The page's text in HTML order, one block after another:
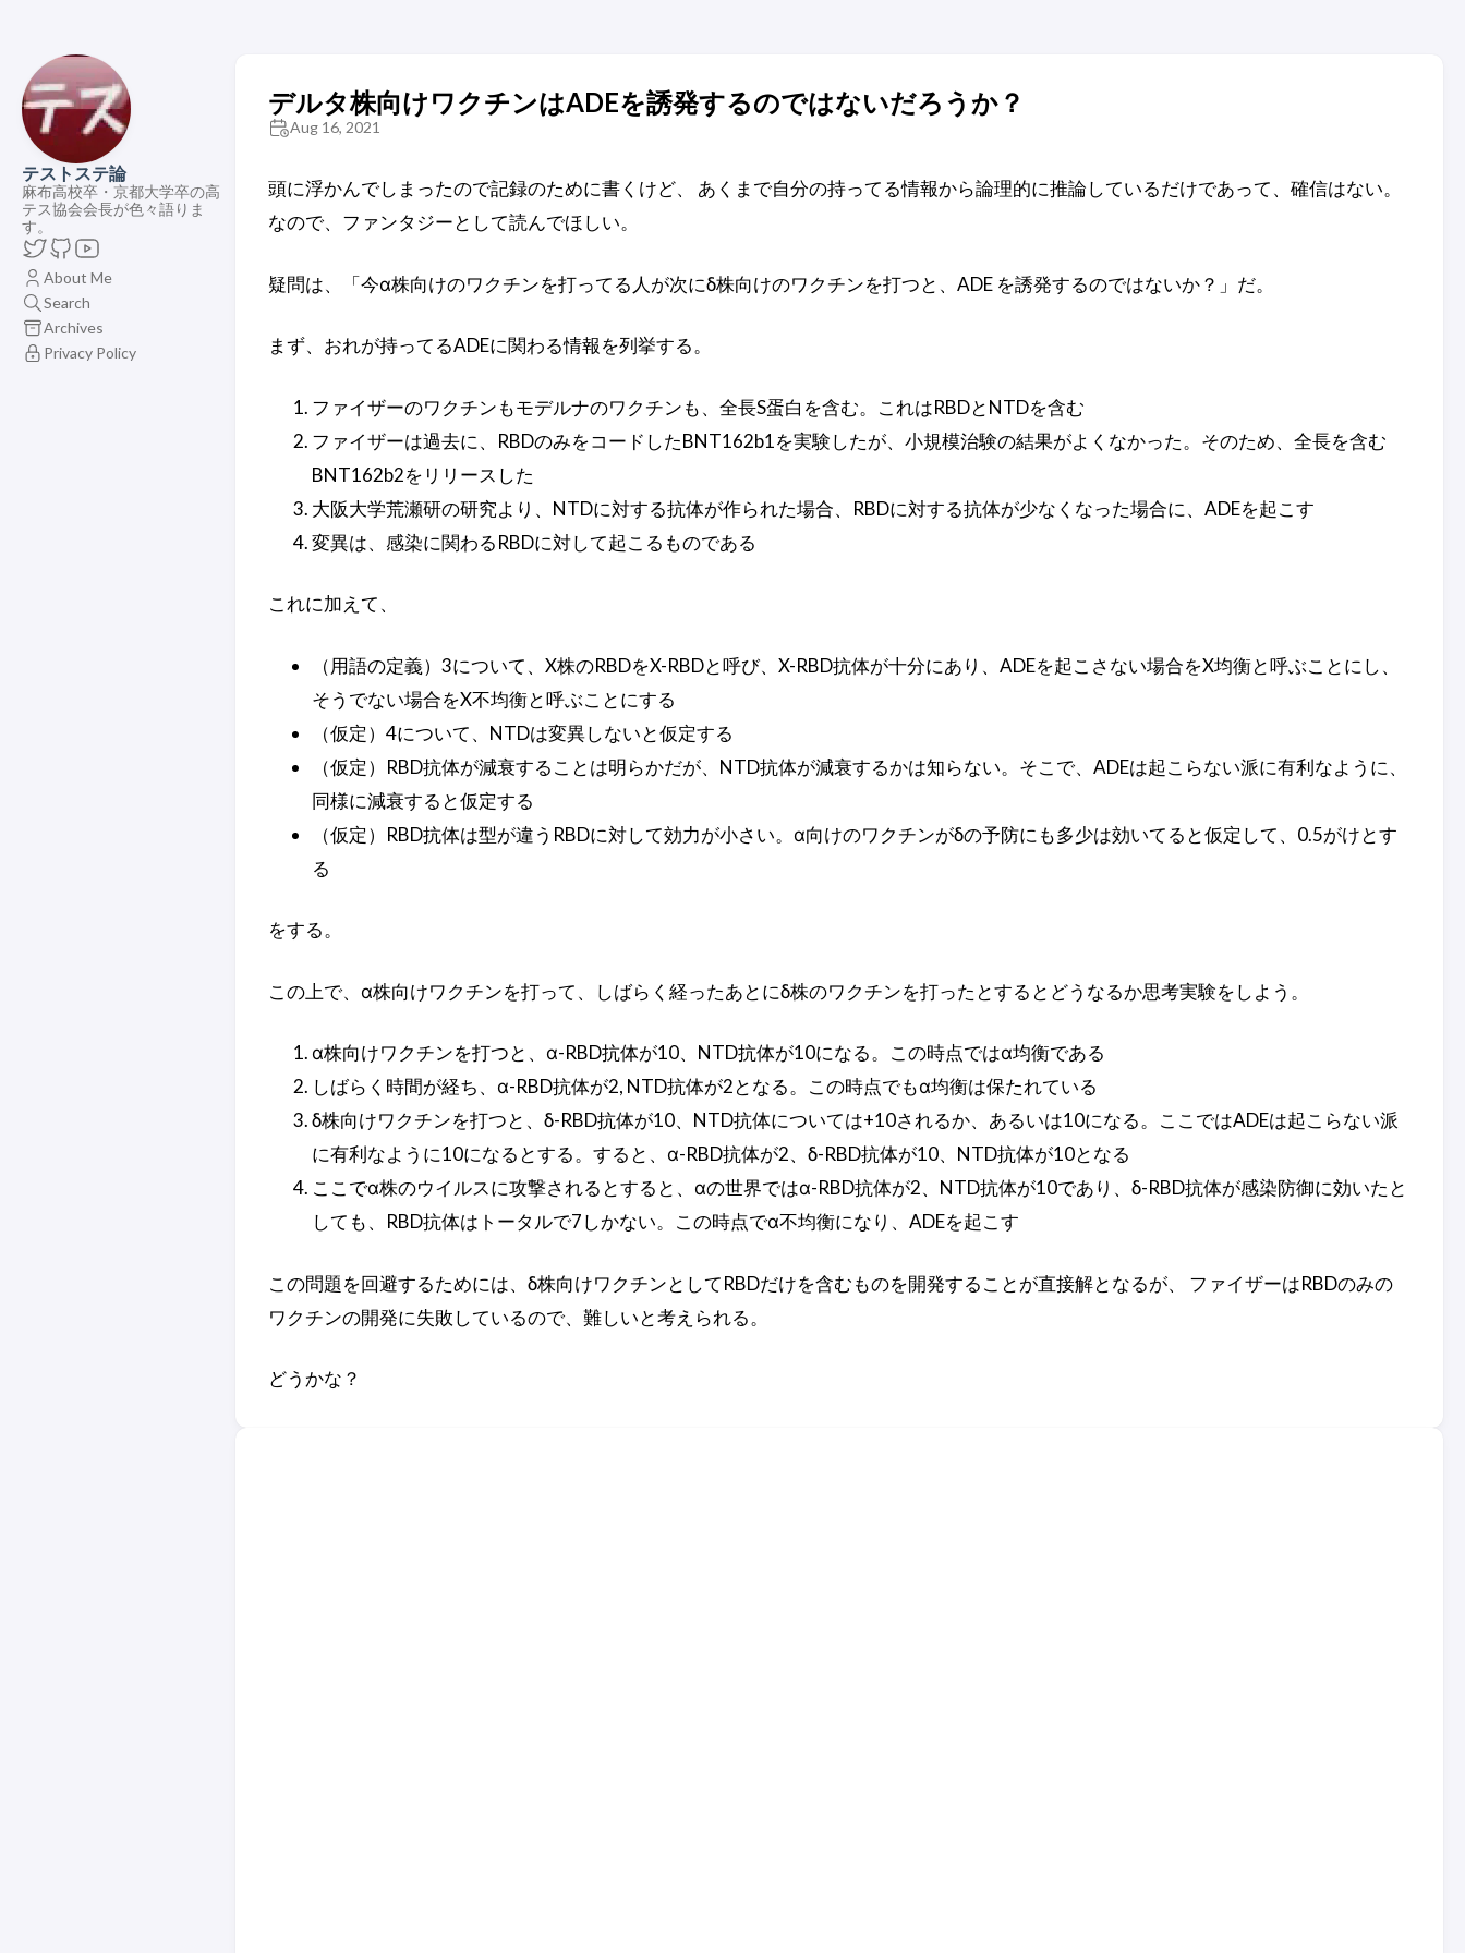
テストステ論
麻布高校卒・京都大学卒の高
テス協会会長が色々語りま
す。
About Me
Search
Archives
Privacy Policy
デルタ株向けワクチンはADEを誘発するのではないだろうか？
Aug 16, 2021
頭に浮かんでしまったので記録のために書くけど、 あくまで自分の持ってる情報から論理的に推論しているだけであって、確信はない。
なので、ファンタジーとして読んでほしい。
疑問は、「今α株向けのワクチンを打ってる人が次にδ株向けのワクチンを打つと、ADE を誘発するのではないか？」だ。
まず、おれが持ってるADEに関わる情報を列挙する。
ファイザーのワクチンもモデルナのワクチンも、全長S蛋白を含む。これはRBDとNTDを含む
ファイザーは過去に、RBDのみをコードしたBNT162b1を実験したが、小規模治験の結果がよくなかった。そのため、全長を含む
BNT162b2をリリースした
大阪大学荒瀬研の研究より、NTDに対する抗体が作られた場合、RBDに対する抗体が少なくなった場合に、ADEを起こす
変異は、感染に関わるRBDに対して起こるものである
これに加えて、
（用語の定義）3について、X株のRBDをX-RBDと呼び、X-RBD抗体が十分にあり、ADEを起こさない場合をX均衡と呼ぶことにし、
そうでない場合をX不均衡と呼ぶことにする
（仮定）4について、NTDは変異しないと仮定する
（仮定）RBD抗体が減衰することは明らかだが、NTD抗体が減衰するかは知らない。そこで、ADEは起こらない派に有利なように、
同様に減衰すると仮定する
（仮定）RBD抗体は型が違うRBDに対して効力が小さい。α向けのワクチンがδの予防にも多少は効いてると仮定して、0.5がけとす
る
をする。
この上で、α株向けワクチンを打って、しばらく経ったあとにδ株のワクチンを打ったとするとどうなるか思考実験をしよう。
α株向けワクチンを打つと、α-RBD抗体が10、NTD抗体が10になる。この時点ではα均衡である
しばらく時間が経ち、α-RBD抗体が2, NTD抗体が2となる。この時点でもα均衡は保たれている
δ株向けワクチンを打つと、δ-RBD抗体が10、NTD抗体については+10されるか、あるいは10になる。ここではADEは起こらない派
に有利なように10になるとする。すると、α-RBD抗体が2、δ-RBD抗体が10、NTD抗体が10となる
ここでα株のウイルスに攻撃されるとすると、αの世界ではα-RBD抗体が2、NTD抗体が10であり、δ-RBD抗体が感染防御に効いたと
しても、RBD抗体はトータルで7しかない。この時点でα不均衡になり、ADEを起こす
この問題を回避するためには、δ株向けワクチンとしてRBDだけを含むものを開発することが直接解となるが、 ファイザーはRBDのみの
ワクチンの開発に失敗しているので、難しいと考えられる。
どうかな？